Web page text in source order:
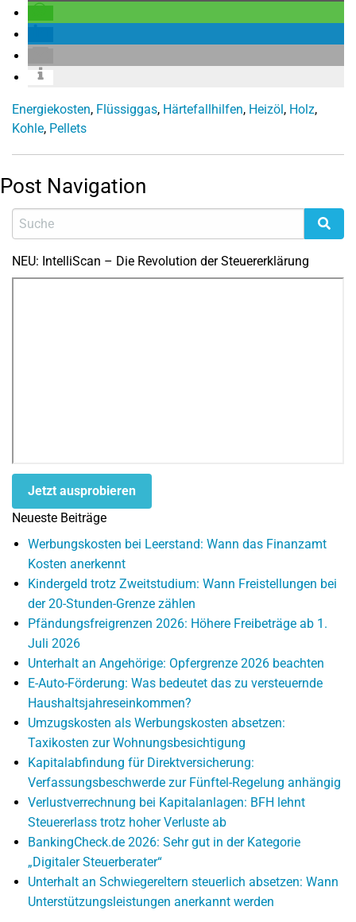
Energiekosten, Flüssiggas, Härtefallhilfen, Heizöl, Holz,
Kohle, Pellets
Post Navigation
NEU: IntelliScan – Die Revolution der Steuererklärung
Jetzt ausprobieren
Neueste Beiträge
Werbungskosten bei Leerstand: Wann das Finanzamt
Kosten anerkennt
Kindergeld trotz Zweitstudium: Wann Freistellungen bei
der 20-Stunden-Grenze zählen
Pfändungsfreigrenzen 2026: Höhere Freibeträge ab 1.
Juli 2026
Unterhalt an Angehörige: Opfergrenze 2026 beachten
E-Auto-Förderung: Was bedeutet das zu versteuernde
Haushaltsjahreseinkommen?
Umzugskosten als Werbungskosten absetzen:
Taxikosten zur Wohnungsbesichtigung
Kapitalabfindung für Direktversicherung:
Verfassungsbeschwerde zur Fünftel-Regelung anhängig
Verlustverrechnung bei Kapitalanlagen: BFH lehnt
Steuererlass trotz hoher Verluste ab
BankingCheck.de 2026: Sehr gut in der Kategorie
„Digitaler Steuerberater“
Unterhalt an Schwiegereltern steuerlich absetzen: Wann
Unterstützungsleistungen anerkannt werden